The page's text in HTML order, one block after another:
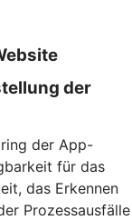
der
der App-
für das
das Erkennen
Prozessausfälle